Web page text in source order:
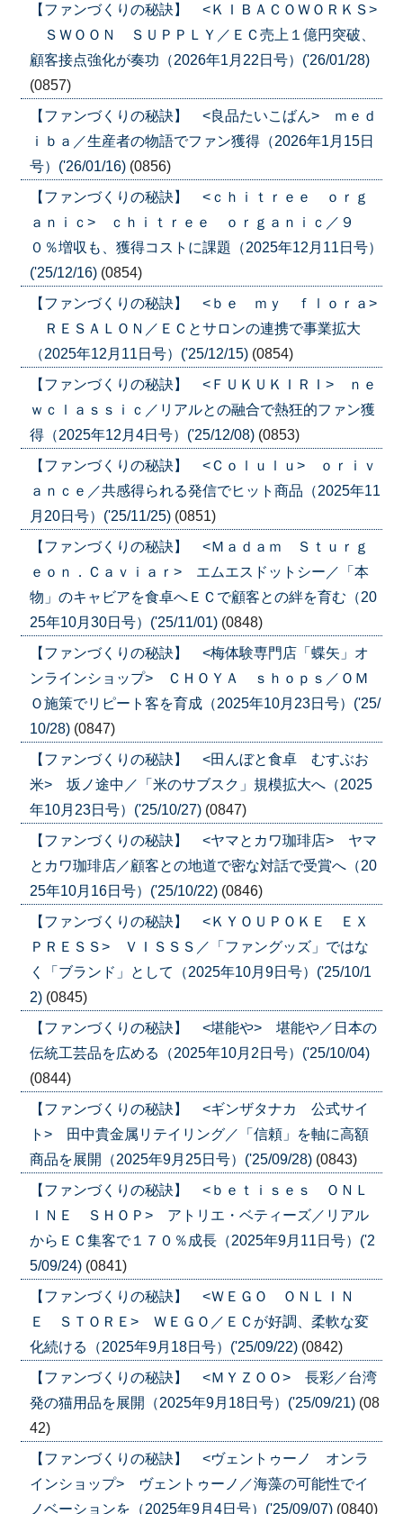
【ファンづくりの秘訣】 <ＫＩＢＡＣＯＷＯＲＫＳ>
ＳＷＯＯＮ ＳＵＰＰＬＹ／ＥＣ売上１億円突破、
顧客接点強化が奏功（2026年1月22日号）('26/01/28)
(0857)
【ファンづくりの秘訣】 <良品たいこばん> ｍｅｄ
ｉｂａ／生産者の物語でファン獲得（2026年1月15日
号）('26/01/16) (0856)
【ファンづくりの秘訣】 <ｃｈｉｔｒｅｅ ｏｒｇ
ａｎｉｃ> ｃｈｉｔｒｅｅ ｏｒｇａｎｉｃ／９
０％増収も、獲得コストに課題（2025年12月11日号）
('25/12/16) (0854)
【ファンづくりの秘訣】 <ｂｅ ｍｙ ｆｌｏｒａ>
ＲＥＳＡＬＯＮ／ＥＣとサロンの連携で事業拡大
（2025年12月11日号）('25/12/15) (0854)
【ファンづくりの秘訣】 <ＦＵＫＵＫＩＲＩ> ｎｅ
ｗｃｌａｓｓｉｃ／リアルとの融合で熱狂的ファン獲
得（2025年12月4日号）('25/12/08) (0853)
【ファンづくりの秘訣】 <Ｃｏｌｕｌｕ> ｏｒｉｖ
ａｎｃｅ／共感得られる発信でヒット商品（2025年11
月20日号）('25/11/25) (0851)
【ファンづくりの秘訣】 <Ｍａｄａｍ Ｓｔｕｒｇ
ｅｏｎ．Ｃａｖｉａｒ> エムエスドットシー／「本
物」のキャビアを食卓へＥＣで顧客との絆を育む（20
25年10月30日号）('25/11/01) (0848)
【ファンづくりの秘訣】 <梅体験専門店「蝶矢」オ
ンラインショップ> ＣＨＯＹＡ ｓｈｏｐｓ／ＯＭ
Ｏ施策でリピート客を育成（2025年10月23日号）('25/
10/28) (0847)
【ファンづくりの秘訣】 <田んぼと食卓 むすぶお
米> 坂ノ途中／「米のサブスク」規模拡大へ（2025
年10月23日号）('25/10/27) (0847)
【ファンづくりの秘訣】 <ヤマとカワ珈琲店> ヤマ
とカワ珈琲店／顧客との地道で密な対話で受賞へ（20
25年10月16日号）('25/10/22) (0846)
【ファンづくりの秘訣】 <ＫＹＯＵＰＯＫＥ ＥＸ
ＰＲＥＳＳ> ＶＩＳＳＳ／「ファングッズ」ではな
く「ブランド」として（2025年10月9日号）('25/10/1
2) (0845)
【ファンづくりの秘訣】 <堪能や> 堪能や／日本の
伝統工芸品を広める（2025年10月2日号）('25/10/04)
(0844)
【ファンづくりの秘訣】 <ギンザタナカ 公式サイ
ト> 田中貴金属リテイリング／「信頼」を軸に高額
商品を展開（2025年9月25日号）('25/09/28) (0843)
【ファンづくりの秘訣】 <ｂｅｔｉｓｅｓ ＯＮＬ
ＩＮＥ ＳＨＯＰ> アトリエ・ベティーズ／リアル
からＥＣ集客で１７０％成長（2025年9月11日号）('2
5/09/24) (0841)
【ファンづくりの秘訣】 <ＷＥＧＯ ＯＮＬＩＮ
Ｅ ＳＴＯＲＥ> ＷＥＧＯ／ＥＣが好調、柔軟な変
化続ける（2025年9月18日号）('25/09/22) (0842)
【ファンづくりの秘訣】 <ＭＹＺＯＯ> 長彩／台湾
発の猫用品を展開（2025年9月18日号）('25/09/21) (08
42)
【ファンづくりの秘訣】 <ヴェントゥーノ オンラ
インショップ> ヴェントゥーノ／海藻の可能性でイ
ノベーションを（2025年9月4日号）('25/09/07) (0840)